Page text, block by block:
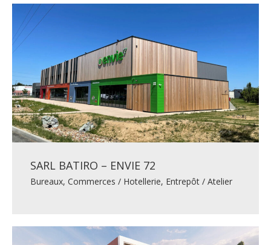
SARL BATIRO – ENVIE 72
Bureaux, Commerces / Hotellerie, Entrepôt / Atelier